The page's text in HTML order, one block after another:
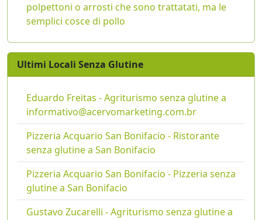
polpettoni o arrosti che sono trattatati, ma le
semplici cosce di pollo
Ultimi Locali Senza Glutine
Eduardo Freitas - Agriturismo senza glutine a
informativo@acervomarketing.com.br
Pizzeria Acquario San Bonifacio - Ristorante
senza glutine a San Bonifacio
Pizzeria Acquario San Bonifacio - Pizzeria senza
glutine a San Bonifacio
Gustavo Zucarelli - Agriturismo senza glutine a